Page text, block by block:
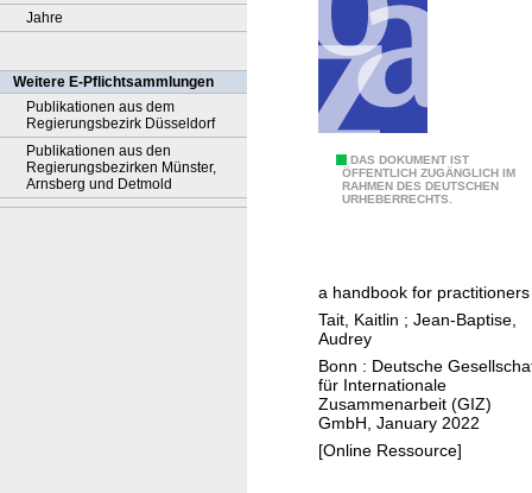
Jahre
Weitere E-Pflichtsammlungen
Publikationen aus dem
Regierungsbezirk Düsseldorf
Publikationen aus den
Regierungsbezirken Münster,
Arnsberg und Detmold
DAS DOKUMENT IST
ÖFFENTLICH ZUGÄNGLICH IM
RAHMEN DES DEUTSCHEN
URHEBERRECHTS.
e
r
a
t
i
n
g
a handbook for practitioners
Tait, Kaitlin ; Jean-Baptise,
Audrey
Bonn : Deutsche
für Internationale
Zusammenarbeit (GIZ)
GmbH, January 2022
[Online Ressource]